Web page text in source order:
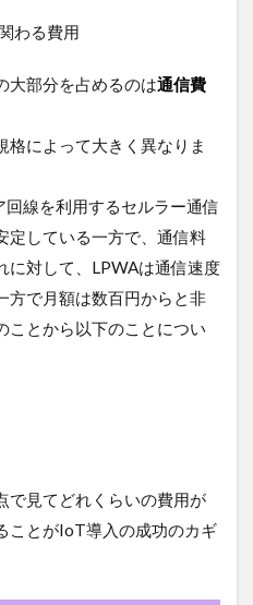
わる費用
大部分を占めるのは通信費
格によって大きく異なりま
線を利用するセルラー通信
定している一方で、通信料
に対して、LPWAは通信速度
方で月額は数百円からと非
ことから以下のことについ
で見てどれくらいの費用が
ことがIoT導入の成功のカギ